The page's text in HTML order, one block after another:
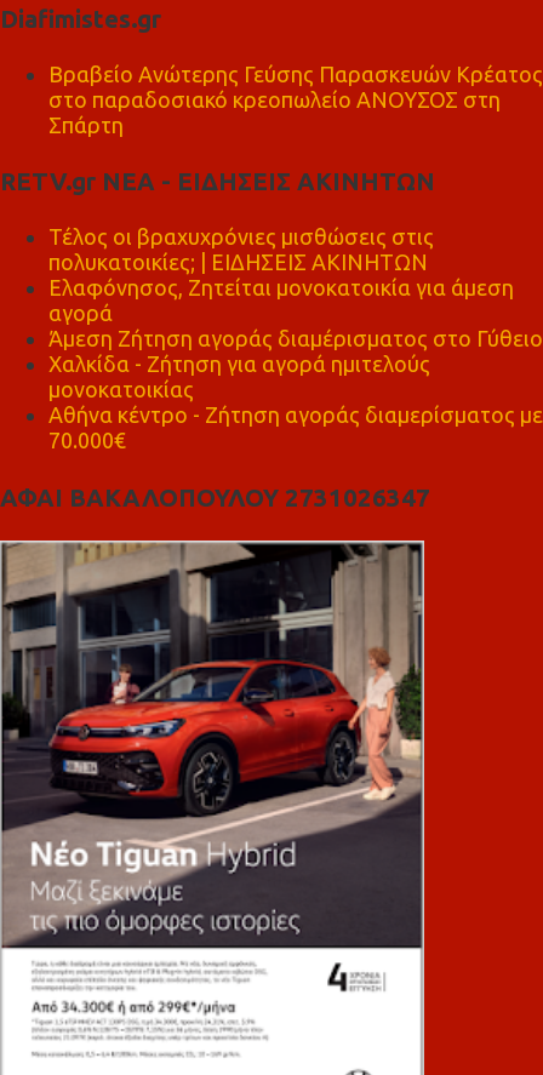
Diafimistes.gr
Βραβείο Ανώτερης Γεύσης Παρασκευών Κρέατος
στο παραδοσιακό κρεοπωλείο ΑΝΟΥΣΟΣ στη
Σπάρτη
RETV.gr ΝΕΑ - ΕΙΔΗΣΕΙΣ ΑΚΙΝΗΤΩΝ
Τέλος οι βραχυχρόνιες μισθώσεις στις
πολυκατοικίες; | ΕΙΔΗΣΕΙΣ ΑΚΙΝΗΤΩΝ
Ελαφόνησος, Ζητείται μονοκατοικία για άμεση
αγορά
Άμεση Ζήτηση αγοράς διαμέρισματος στο Γύθειο
Χαλκίδα - Ζήτηση για αγορά ημιτελούς
μονοκατοικίας
Αθήνα κέντρο - Ζήτηση αγοράς διαμερίσματος με
70.000€
ΑΦΑΙ ΒΑΚΑΛΟΠΟΥΛΟΥ 2731026347